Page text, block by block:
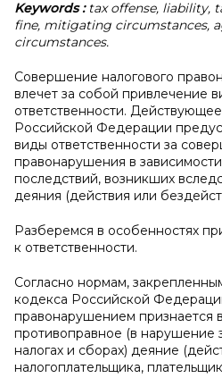
Keywords: tax offense, liability,
fine, mitigating circumstances,
circumstances.
Совершение налогового
влечет за собой привлечение
ответственности.
Российской Федерации
виды ответственности за
правонарушения в
последствий, возникших
деяния (действия или
Разберемся в особенностях
к ответственности.
Согласно нормам,
кодекса Российской
правонарушением признается
противоправное (в нарушение
налогах и сборах) деяние
налогоплательщика,